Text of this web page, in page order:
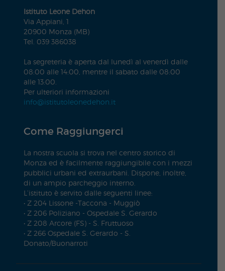
Istituto Leone Dehon
Via Appiani, 1
20900 Monza (MB)
Tel. 039 386038
La segreteria è aperta dal lunedì al venerdì dalle
08:00 alle 14:00, mentre il sabato dalle 08:00
alle 13:00.
Per ulteriori informazioni
info@istitutoleonedehon.it
Come Raggiungerci
La nostra scuola si trova nel centro storico di
Monza ed è facilmente raggiungibile con i mezzi
pubblici urbani ed extraurbani. Dispone, inoltre,
di un ampio parcheggio interno.
L’istituto è servito dalle seguenti linee:
• Z 204 Lissone -Taccona - Muggiò
• Z 206 Poliziano - Ospedale S. Gerardo
• Z 208 Arcore (FS) - S. Fruttuoso
• Z 266 Ospedale S. Gerardo - S.
Donato/Buonarroti